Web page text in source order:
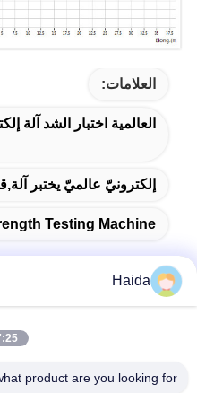
العلامات:
العالمية اختبار الشد آلة
إلكترونيّ عالميّ يختبر
Testing Machine
العنوان
Haida
AM
product are you looking for?